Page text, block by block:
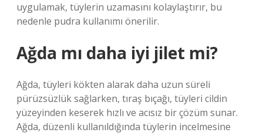
uygulamak, tüylerin uzamasını kolaylaştırır, bu
nedenle pudra kullanımı önerilir.
Ağda mı daha iyi jilet mi?
Ağda, tüyleri kökten alarak daha uzun süreli
pürüzsüzlük sağlarken, tıraş bıçağı, tüyleri cildin
yüzeyinden keserek hızlı ve acısız bir çözüm sunar.
Ağda, düzenli kullanıldığında tüylerin incelmesine